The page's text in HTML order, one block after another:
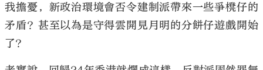
我擔憂，新政治環境會否令建制派帶來一些爭櫈仔的
矛盾？甚至以為是守得雲開見月明的分餅仔遊戲開始
了？